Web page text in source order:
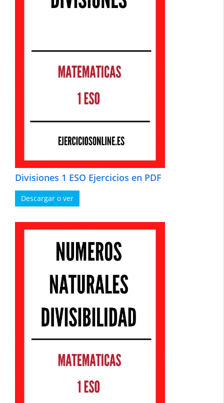
Divisiones 1 ESO Ejercicios en PDF
Descargar o ver